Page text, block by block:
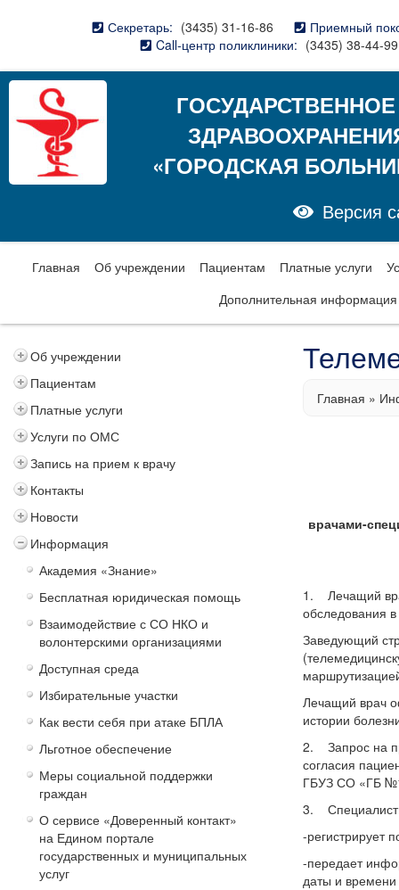
Секретарь: (3435) 31-16-86
Приемный
Call-центр поликлиники: (3435) 38-44-99
«ГОРОДСКАЯ
Версия
Главная Об учреждении Пациентам Платные услуги
Дополнительная информация
Об учреждении
Пациентам
Платные услуги
Услуги по ОМС
Запись на прием к врачу
Контакты
Новости
Информация
Академия «Знание»
Бесплатная юридическая помощь
Взаимодействие с СО НКО и
волонтерскими организациями
Доступная среда
Избирательные участки
Как вести себя при атаке БПЛА
Льготное обеспечение
Меры социальной поддержки
граждан
О сервисе «Доверенный контакт»
на Едином портале
государственных и муниципальных
услуг
Главная »
врачами-
1. Лечащий
обследования
Заведующий
Лечащий врач
истории
2. Запрос на
согласия
ГБУЗ СО «ГБ
3.
-регистрирует
-передает
даты и времени